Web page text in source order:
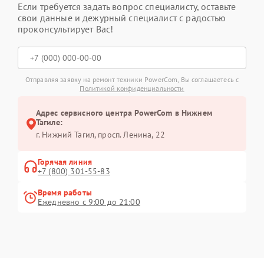
Если требуется задать вопрос специалисту, оставьте
свои данные и дежурный специалист с радостью
проконсультирует Вас!
Отправляя заявку на ремонт техники PowerCom, Вы соглашаетесь с
Политикой конфиденциальности
Адрес сервисного центра PowerCom в Нижнем
Тагиле:
г. Нижний Тагил, просп. Ленина, 22
Горячая линия
+7 (800) 301-55-83
Время работы
Ежедневно с 9:00 до 21:00